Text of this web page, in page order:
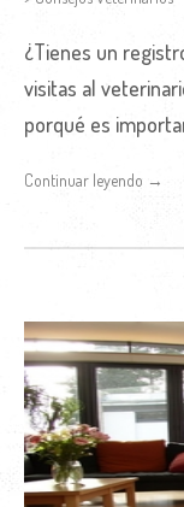
¿Tienes un
visitas al
porqué es
Continuar leyendo →